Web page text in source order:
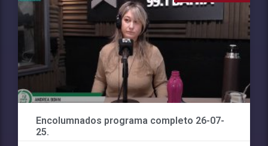
Encolumnados programa completo 26-07-
25.